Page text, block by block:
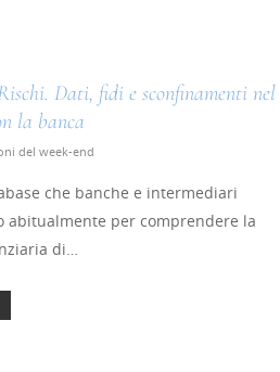
Dati, fidi e sconfinamenti nel
la banca
del week-end
che banche e intermediari
abitualmente per comprendere la
di…